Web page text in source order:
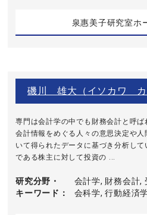
泉惠美子研究室ホ
磯川 雄大（イソカワ カ
専門は会計学の中でも財務会計と呼
会計情報をめぐる人々の意思決定や
いて得られたデータに基づき分析し
である株主に対して投資の ...
研究分野・
キーワード
会計学, 財務会計,
会科学, 行動経済